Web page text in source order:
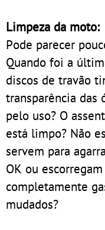
Limpeza da moto:
Pode parecer
Quando foi a
discos de travão
transparência das
pelo uso? O
está limpo? Não
servem para
OK ou
completamente
mudados?